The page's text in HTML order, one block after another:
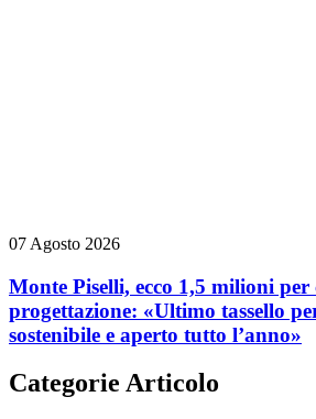
07 Agosto 2026
Monte Piselli, ecco 1,5 milioni per
progettazione: «Ultimo tassello
sostenibile e aperto tutto l’anno»
Categorie Articolo